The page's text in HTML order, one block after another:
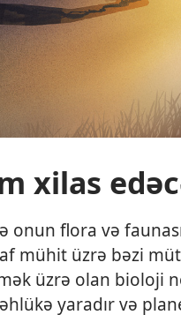
xilas
onun flora və
mühit üzrə bəzi
üzrə olan bioloji
yaradır və